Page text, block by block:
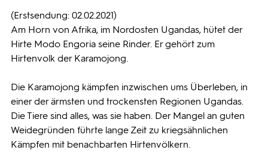
(Erstsendung: 02.02.2021)
Am Horn von Afrika, im Nordosten Ugandas, hütet der
Hirte Modo Engoria seine Rinder. Er gehört zum
Hirtenvolk der Karamojong.
Die Karamojong kämpfen inzwischen ums Überleben, in
einer der ärmsten und trockensten Regionen Ugandas.
Die Tiere sind alles, was sie haben. Der Mangel an guten
Weidegründen führte lange Zeit zu kriegsähnlichen
Kämpfen mit benachbarten Hirtenvölkern.